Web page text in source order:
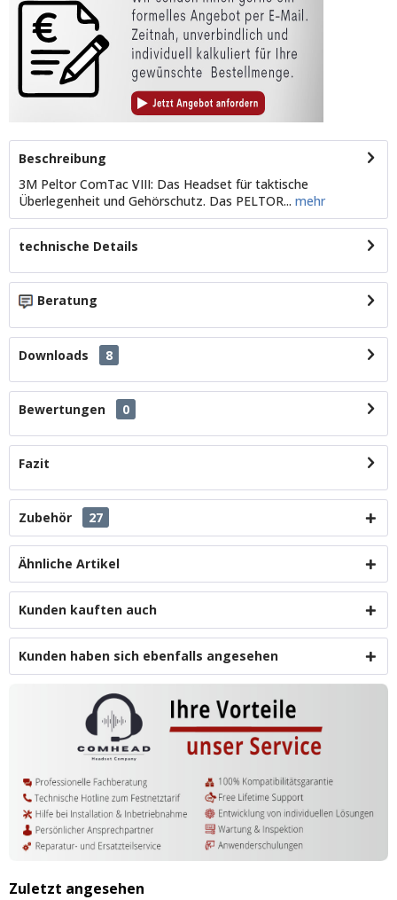
Beschreibung
3M Peltor ComTac VIII: Das Headset für taktische
Überlegenheit und Gehörschutz. Das PELTOR... mehr
technische Details
Beratung
Downloads 8
Bewertungen 0
Fazit
Zubehör 27
Ähnliche Artikel
Kunden kauften auch
Kunden haben sich ebenfalls angesehen
Zuletzt angesehen